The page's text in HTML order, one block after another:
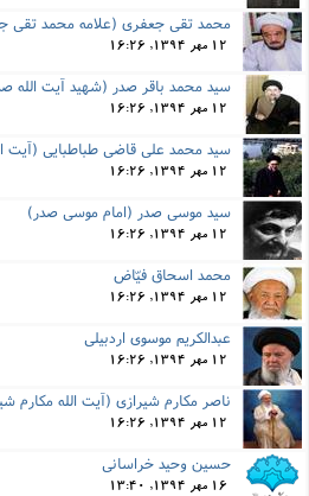
محمد تقی جعفری (علامه محمد تقی
12 مهر 1394, 16:26
سید محمد باقر صدر (شهید آیت الله
12 مهر 1394, 16:26
سید محمد علی قاضی طباطبایی (آیت
12 مهر 1394, 16:26
سید موسی صدر (امام موسی صدر)
12 مهر 1394, 16:26
محمد اسحاق فیّاض
12 مهر 1394, 16:26
عبدالکریم موسوی اردبیلی
12 مهر 1394, 16:26
ناصر مکارم شیرازی (آیت الله مکارم
12 مهر 1394, 16:26
حسین وحید خراسانی
16 مهر 1394, 13:40